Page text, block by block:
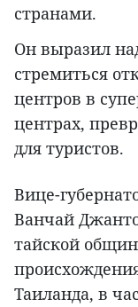
странами.
Он выразил
стремиться
центров в
центрах,
для туристов.
Вице-
Ванчай
тайской
Таиланда, в